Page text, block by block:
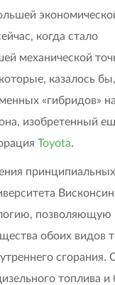
когда стало
механической
казалось
«гибридов»
изобретенный
Toyota.
принципиальных
позволяющую
обоих видов
сгорания.
топлива и